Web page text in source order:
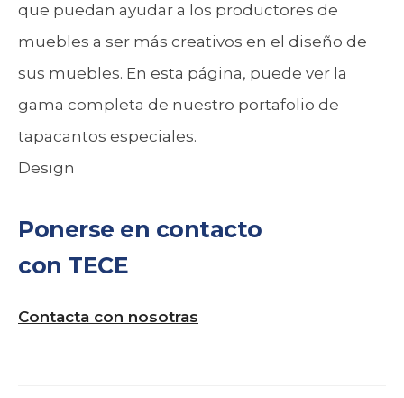
que puedan ayudar a los productores de
muebles a ser más creativos en el diseño de
sus muebles. En esta página, puede ver la
gama completa de nuestro portafolio de
tapacantos especiales.
Design
Ponerse en contacto
con TECE
Contacta con nosotras